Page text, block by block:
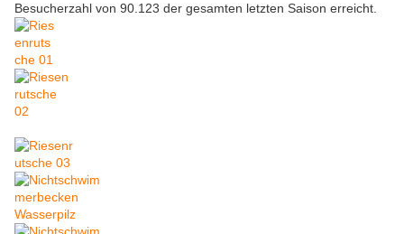
Besucherzahl von 90.123 der gesamten letzten Saison erreicht.